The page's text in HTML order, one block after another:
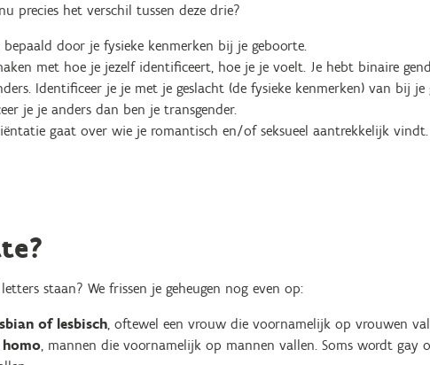
precies het verschil tussen deze drie?
door je fysieke kenmerken bij je geboorte.
met hoe je jezelf identificeert, hoe je je voelt. Je hebt binaire
Identificeer je je met je geslacht (de fysieke kenmerken) van bij
je je anders dan ben je transgender.
gaat over wie je romantisch en/of seksueel aantrekkelijk vindt.
staan? We frissen je geheugen nog even op:
of lesbisch, oftewel een vrouw die voornamelijk op vrouwen
, mannen die voornamelijk op mannen vallen. Soms wordt gay